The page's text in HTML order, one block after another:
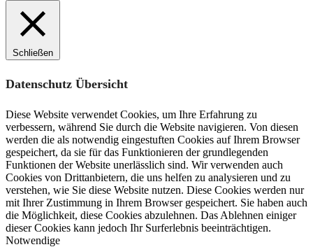
Schließen
Datenschutz Übersicht
Diese Website verwendet Cookies, um Ihre Erfahrung zu
verbessern, während Sie durch die Website navigieren. Von diesen
werden die als notwendig eingestuften Cookies auf Ihrem Browser
gespeichert, da sie für das Funktionieren der grundlegenden
Funktionen der Website unerlässlich sind. Wir verwenden auch
Cookies von Drittanbietern, die uns helfen zu analysieren und zu
verstehen, wie Sie diese Website nutzen. Diese Cookies werden nur
mit Ihrer Zustimmung in Ihrem Browser gespeichert. Sie haben auch
die Möglichkeit, diese Cookies abzulehnen. Das Ablehnen einiger
dieser Cookies kann jedoch Ihr Surferlebnis beeinträchtigen.
Notwendige